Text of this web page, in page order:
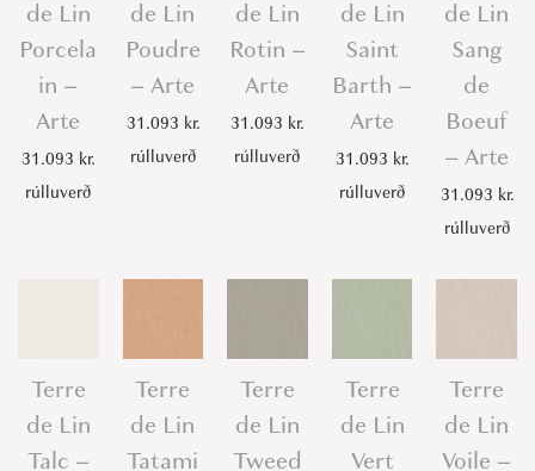
de Lin
Porcela
in –
Arte
31.093 kr.
rúlluverð
de Lin
Poudre
– Arte
31.093 kr.
rúlluverð
de Lin
Rotin –
Arte
31.093 kr.
rúlluverð
de Lin
Saint
Barth –
Arte
31.093 kr.
rúlluverð
de Lin
Sang
de
Boeuf
– Arte
31.093 kr.
rúlluverð
Terre
de Lin
Talc –
Terre
de Lin
Tatami
Terre
de Lin
Tweed
Terre
de Lin
Vert
Terre
de Lin
Voile –